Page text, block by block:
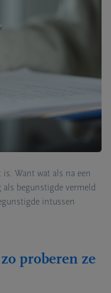
is. Want wat als na een
begunstigde vermeld
intussen
proberen ze